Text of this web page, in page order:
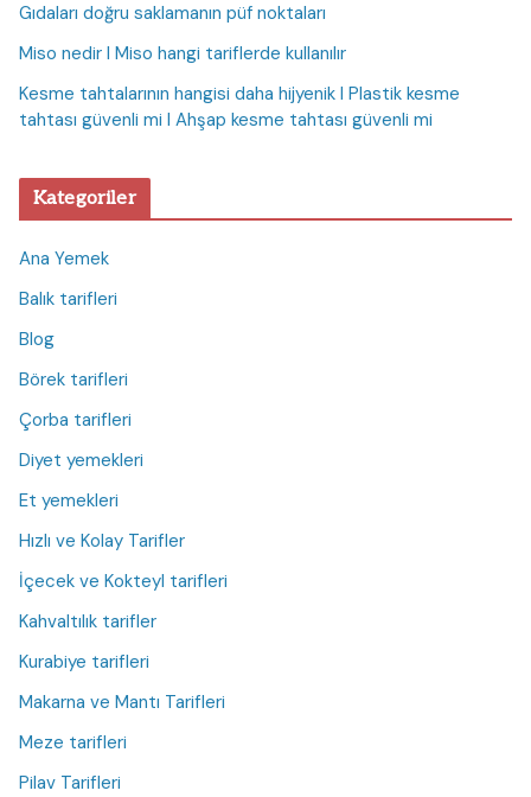
Gıdaları doğru saklamanın püf noktaları
Miso nedir I Miso hangi tariflerde kullanılır
Kesme tahtalarının hangisi daha hijyenik I Plastik kesme
tahtası güvenli mi I Ahşap kesme tahtası güvenli mi
Kategoriler
Ana Yemek
Balık tarifleri
Blog
Börek tarifleri
Çorba tarifleri
Diyet yemekleri
Et yemekleri
Hızlı ve Kolay Tarifler
İçecek ve Kokteyl tarifleri
Kahvaltılık tarifler
Kurabiye tarifleri
Makarna ve Mantı Tarifleri
Meze tarifleri
Pilav Tarifleri